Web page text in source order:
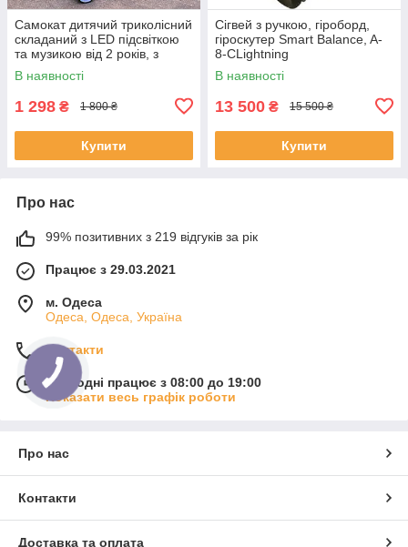
Самокат дитячий триколісний
складаний з LED підсвіткою
та музикою від 2 років, з
телескопічною ручкою
Блакитний, DSAM-6288-1-
В наявності
1 298 ₴ 1 800 ₴
Купити
Сігвей з ручкою, гіроборд,
гіроскутер Smart Balance, A-
8-CLightning
В наявності
13 500 ₴ 15 500 ₴
Купити
Про нас
99% позитивних з 219 відгуків за рік
Працює з 29.03.2021
м. Одеса
Одеса, Одеса, Україна
Контакти
Сьогодні працює з 08:00 до 19:00
Показати весь графік роботи
Про нас
Контакти
Доставка та оплата